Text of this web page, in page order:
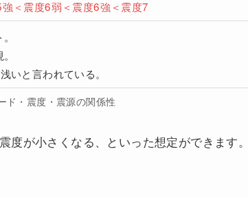
＜震度6弱＜震度6強＜震度7
いと言われている。
ド・震度・震源の関係性
が小さくなる、といった想定ができます。